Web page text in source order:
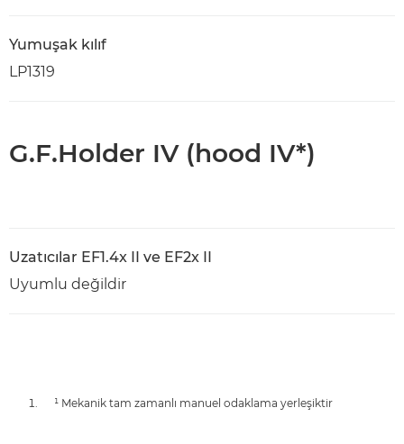
Yumuşak kılıf
LP1319
G.F.Holder IV (hood IV*)
Uzatıcılar EF1.4x II ve EF2x II
Uyumlu değildir
¹ Mekanik tam zamanlı manuel odaklama yerleşiktir